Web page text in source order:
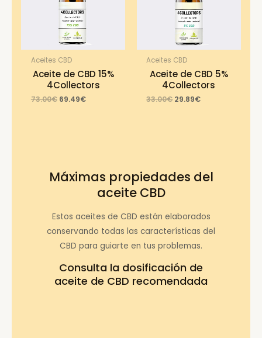
Aceites CBD
Aceite de CBD 15%
4Collectors
73.00€ Original
69.49€Current
Aceites CBD
Aceite de CBD 5%
4Collectors
33.00€ Original
29.89€Current
Máximas propiedades del
aceite CBD
Estos aceites de CBD están elaborados
conservando todas las características del
CBD para guiarte en tus problemas.
Consulta la dosificación de
aceite de CBD recomendada